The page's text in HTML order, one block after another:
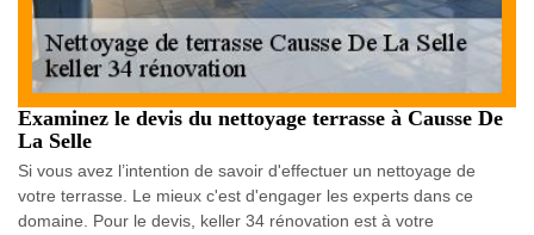
Examinez le devis du nettoyage terrasse à Causse De
La Selle
Si vous avez l’intention de savoir d'effectuer un nettoyage de
votre terrasse. Le mieux c'est d'engager les experts dans ce
domaine. Pour le devis, keller 34 rénovation est à votre